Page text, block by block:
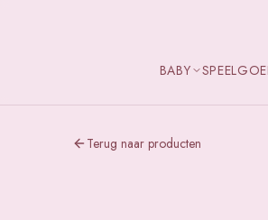
BABY
Terug naar producten